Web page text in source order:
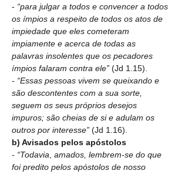
- “para julgar a todos e convencer a todos
os ímpios a respeito de todos os atos de
impiedade que eles cometeram
impiamente e acerca de todas as
palavras insolentes que os pecadores
ímpios falaram contra ele” (Jd 1.15).
- “Essas pessoas vivem se queixando e
são descontentes com a sua sorte,
seguem os seus próprios desejos
impuros; são cheias de si e adulam os
outros por interesse” (Jd 1.16).
b) Avisados pelos apóstolos
- “Todavia amados, lembrem-se do que
foi predito pelos apóstolos de nosso